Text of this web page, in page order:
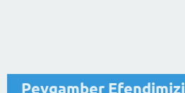
Peygamber